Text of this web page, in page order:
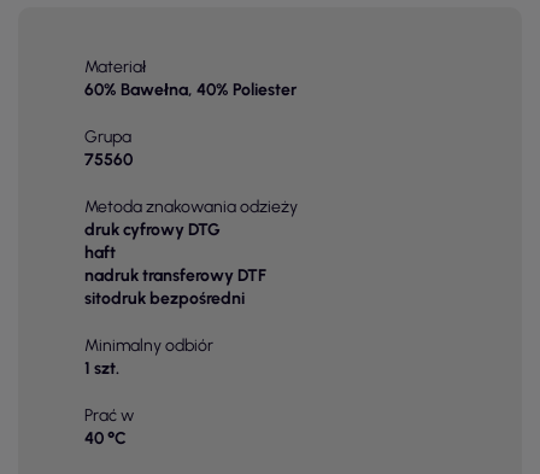
Materiał
60% Bawełna, 40% Poliester
Grupa
75560
Metoda znakowania odzieży
druk cyfrowy DTG
haft
nadruk transferowy DTF
sitodruk bezpośredni
Minimalny odbiór
1 szt.
Prać w
40 °C